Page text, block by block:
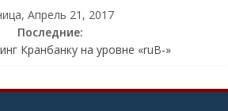
Апрель 21, 2017
Последние:
Кранбанку на уровне «ruB-»
с банковской карты известного